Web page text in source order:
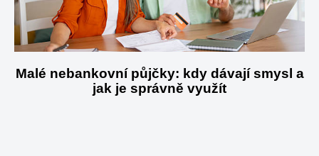
Malé nebankovní půjčky: kdy dávají smysl a
jak je správně využít